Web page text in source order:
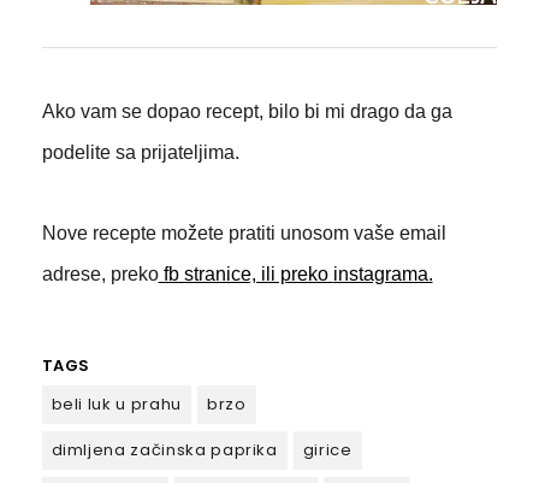
Ako vam se dopao recept, bilo bi mi drago da ga
podelite sa prijateljima.
Nove recepte možete pratiti unosom vaše email
adrese, prekofb stranice, ili preko instagrama.
TAGS
beli luk u prahu
brzo
dimljena začinska paprika
girice